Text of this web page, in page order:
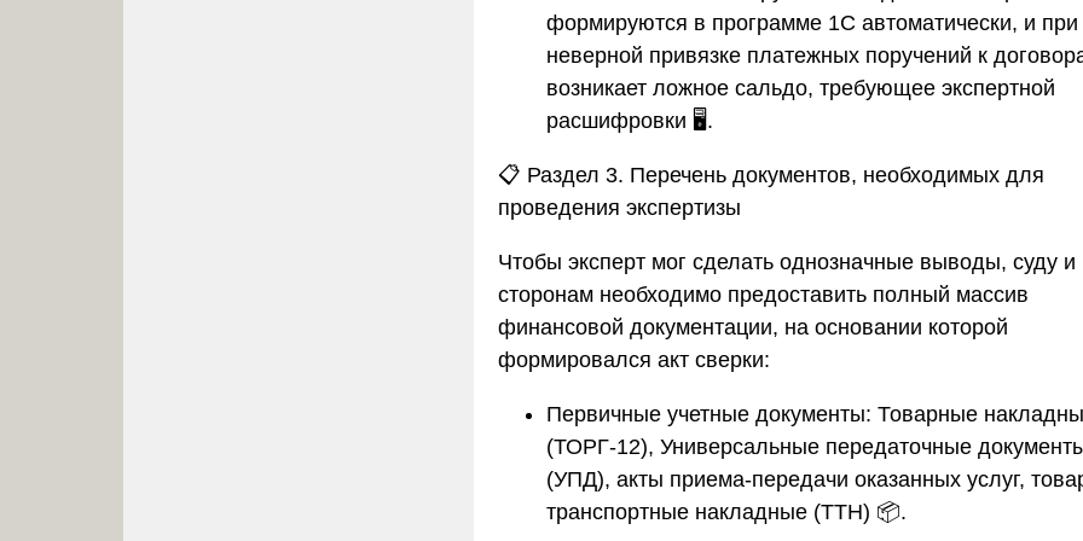
формируются в программе 1С автоматически, и при
неверной привязке платежных поручений к
возникает ложное сальдо, требующее экспертной
расшифровки 🖥️.
📋 Раздел 3. Перечень документов, необходимых для
проведения экспертизы
Чтобы эксперт мог сделать однозначные выводы, суду и
сторонам необходимо предоставить полный массив
финансовой документации, на основании которой
формировался акт сверки:
Первичные учетные документы: Товарные
(ТОРГ-12), Универсальные передаточные
(УПД), акты приема-передачи оказанных услуг,
транспортные накладные (ТТН) 📦.